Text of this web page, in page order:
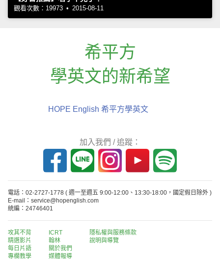
觀看次數：19973 • 2015-08-11
希平方
學英文的新希望
HOPE English 希平方學英文
加入我們 / 追蹤：
電話：02-2727-1778 ( 週一至週五 9:00-12:00、13:30-18:00，國定假日除外 )
E-mail：service@hopenglish.com
統編：24746401
攻其不背
精選影片
每日片語
專欄教學
ICRT
翰林
關於我們
媒體報導
隱私權與服務條款
說明與導覽